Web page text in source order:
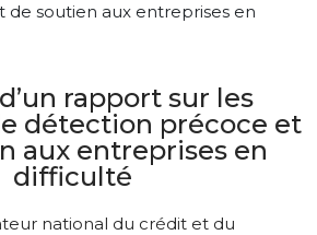
soutien aux entreprises en
rapport sur les
détection précoce et
aux entreprises en
difficulté
national du crédit et du